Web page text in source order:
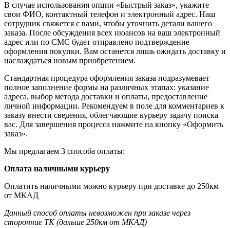
В случае использования опции «Быстрый заказ», укажите
свои ФИО, контактный телефон и электронный адрес. Наш
сотрудник свяжется с вами, чтобы уточнить детали вашего
заказа. После обсуждения всех нюансов на ваш электронный
адрес или по СМС будет отправлено подтверждение
оформления покупки. Вам останется лишь ожидать доставку и
наслаждаться новым приобретением.
Стандартная процедура оформления заказа подразумевает
полное заполнение формы на различных этапах: указание
адреса, выбор метода доставки и оплаты, предоставление
личной информации. Рекомендуем в поле для комментариев к
заказу внести сведения, облегчающие курьеру задачу поиска
вас. Для завершения процесса нажмите на кнопку «Оформить
заказ».
Мы предлагаем 3 способа оплаты:
Оплата наличными курьеру
Оплатить наличными можно курьеру при доставке до 250км
от МКАД
Данный способ оплаты невозможен при заказе через
сторонние ТК (дальше 250км от МКАД)